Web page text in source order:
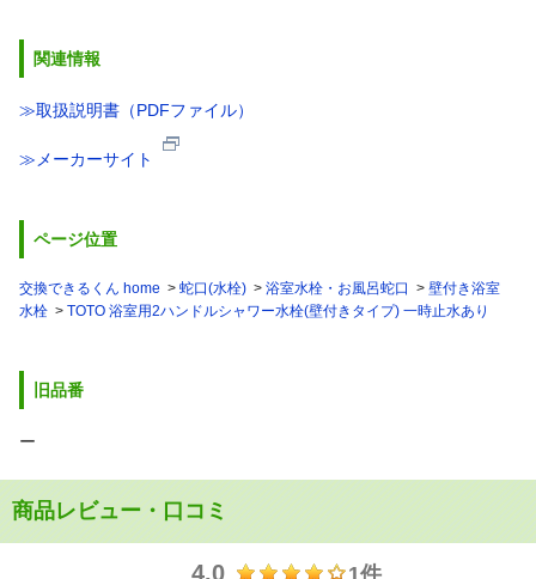
関連情報
≫取扱説明書（PDFファイル）
≫メーカーサイト
ページ位置
交換できるくん home 蛇口(水栓) 浴室水栓・お風呂蛇口
壁付き浴室
水栓
TOTO 浴室用2ハンドルシャワー水栓(壁付きタイプ) 一時止水あり
旧品番
ー
商品レビュー・口コミ
4.0